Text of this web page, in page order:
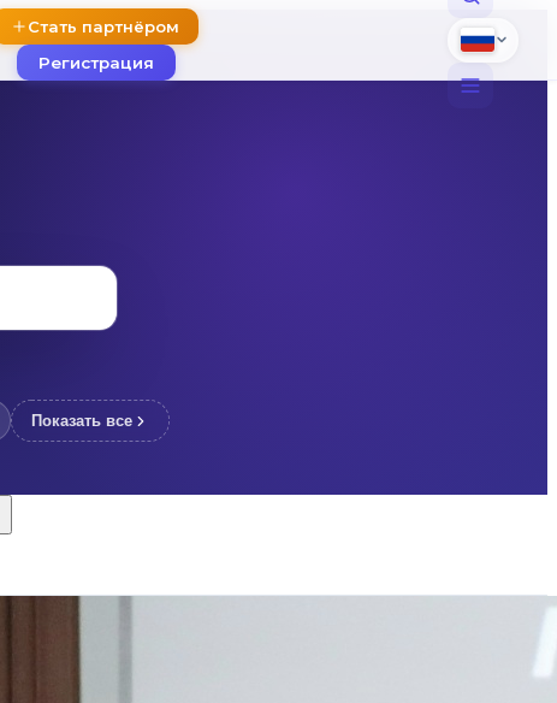
Стать партнёром
Регистрация
Показать все